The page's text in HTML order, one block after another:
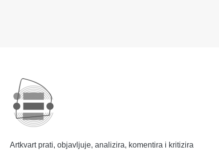
Artkvart prati, objavljuje, analizira, komentira i kritizira